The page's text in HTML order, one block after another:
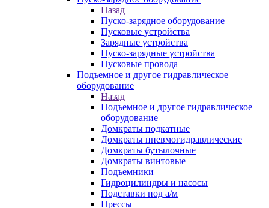
Назад
Пуско-зарядное оборудование
Пусковые устройства
Зарядные устройства
Пуско-зарядные устройства
Пусковые провода
Подъемное и другое гидравлическое
оборудование
Назад
Подъемное и другое гидравлическое
оборудование
Домкраты подкатные
Домкраты пневмогидравлические
Домкраты бутылочные
Домкраты винтовые
Подъемники
Гидроцилиндры и насосы
Подставки под а/м
Прессы